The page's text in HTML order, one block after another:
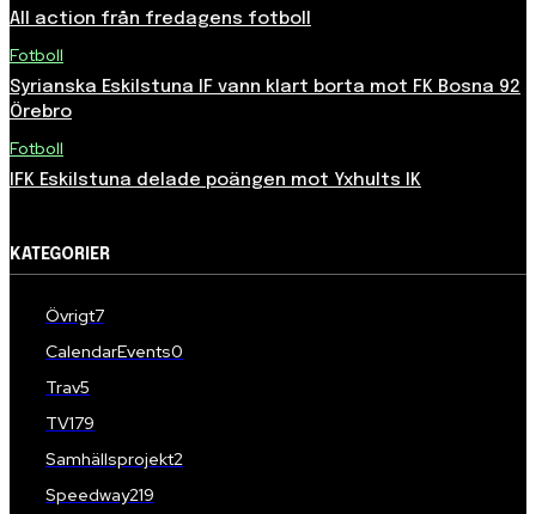
All action från fredagens fotboll
Fotboll
Syrianska Eskilstuna IF vann klart borta mot FK Bosna 92
Örebro
Fotboll
IFK Eskilstuna delade poängen mot Yxhults IK
KATEGORIER
Övrigt7
CalendarEvents0
Trav5
TV179
Samhällsprojekt2
Speedway219